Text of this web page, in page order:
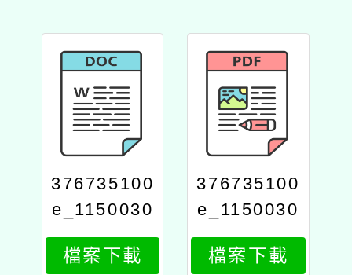
376735100
e_1150030
984_attach
2
檔案下載
376735100
e_1150030
984_attach
1
檔案下載